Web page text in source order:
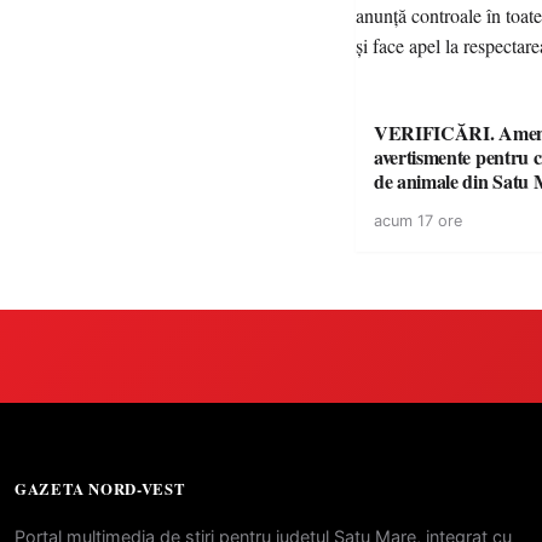
VERIFICĂRI.
avertismente pentru
de animale din Satu
toate gospodăriile și
acum 17 ore
GAZETA NORD-VEST
Portal multimedia de stiri pentru judetul Satu Mare, integrat cu